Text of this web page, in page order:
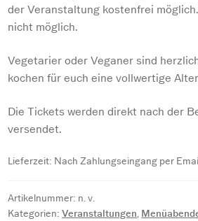
der Veranstaltung kostenfrei
nicht möglich.
Vegetarier oder Veganer sind
kochen für euch eine vollwertige
Die Tickets werden direkt nach der
versendet.
Lieferzeit: Nach Zahlungseingang per
Artikelnummer: n. v.
Kategorien:Veranstaltungen,